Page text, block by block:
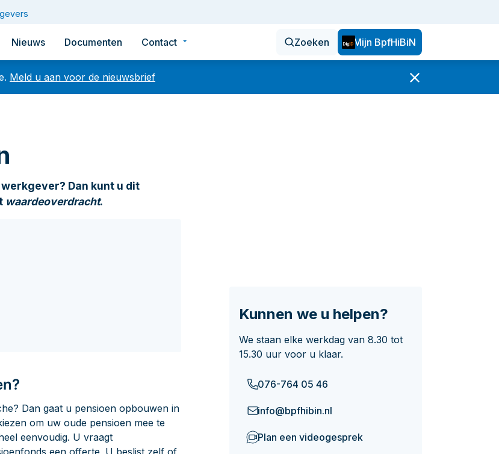
Nieuws Documenten Contact Zoeken Mijn BpfHiBiN
veranderingen in uw dienstverband vóór of op 1 oktober
en jaaropgaven
Meld u aan voor de nieuwsbrief
Dan kunt u dit
waardeoverdracht.
Kunnen we u helpen?
We staan elke werkdag van 8.30 tot
15.30 uur voor u klaar.
076-764 05 46
info@bpfhibin.nl
Plan een videogesprek
Dan gaat u pensioen opbouwen in
om uw oude pensioen mee te
eenvoudig. U vraagt
een offerte. U beslist zelf of